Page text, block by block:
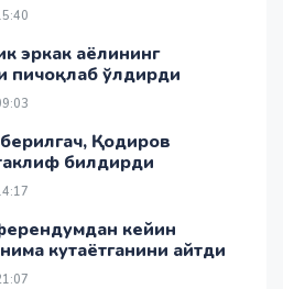
эркак аёлининг
пичоқлаб ўлдирди
Қодиров
билдирди
кейин
кутаётганини айтди